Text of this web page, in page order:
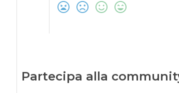
Partecipa alla